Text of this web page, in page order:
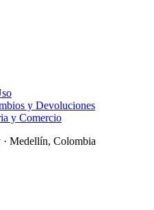
y Devoluciones
y Comercio
Medellín, Colombia